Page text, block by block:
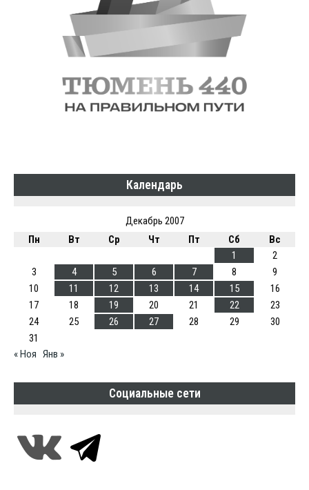
Календарь
Декабрь 2007
Пн
Вт Ср Чт Пт Сб
Вс
1
2
3
4 5 6 7 8
9
10
11 12 13 14 15
16
17
18 19 20 21 22
23
24
25 26 27 28 29
30
31
« Ноя Янв »
Социальные сети